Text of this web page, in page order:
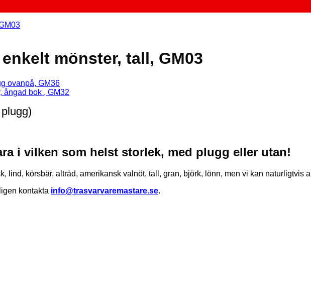
mönster, tall, GM03
i vilken som helst storlek, med plugg eller utan!
lind, körsbär, alträd, amerikansk valnöt, tall, gran, björk, lönn, men vi kan naturligtvis
kontakta info@trasvarvaremastare.se.